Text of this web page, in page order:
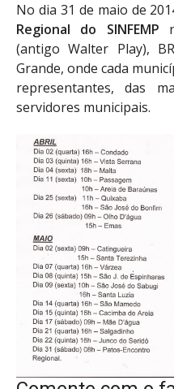
No dia 31 de maio de
Regional do SINFEMP
(antigo Walter Play),
Grande, onde cada
representantes, das
servidores municipais.